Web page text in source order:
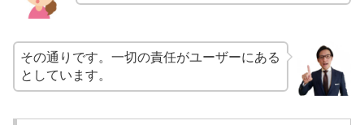
その通りです。一切の責任がユーザーにある
としています。